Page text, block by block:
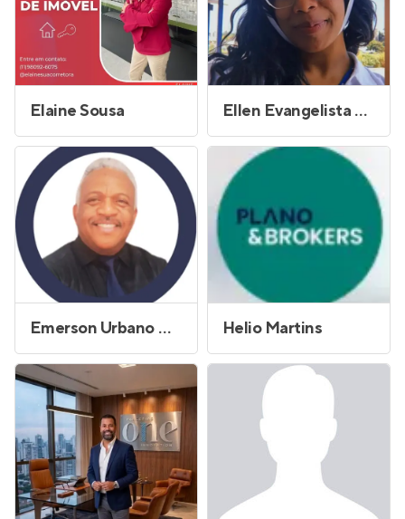
Elaine Sousa Ellen Evangelista Santos
Emerson Urbano Goncalo Helio Martins